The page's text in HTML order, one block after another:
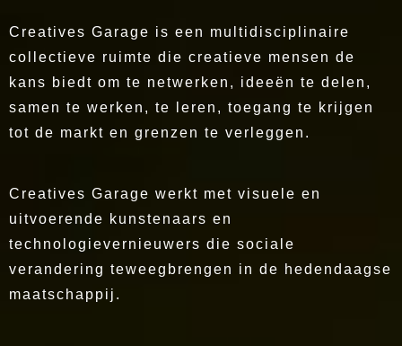
Creatives Garage is een multidisciplinaire
collectieve ruimte die creatieve mensen de
kans biedt om te netwerken, ideeën te delen,
samen te werken, te leren, toegang te krijgen
tot de markt en grenzen te verleggen.
Creatives Garage werkt met visuele en
uitvoerende kunstenaars en
technologievernieuwers die sociale
verandering teweegbrengen in de hedendaagse
maatschappij.